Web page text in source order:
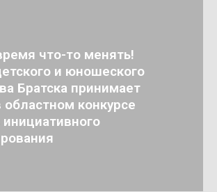
что-то менять!
и юношеского
Братска принимает
областном конкурсе